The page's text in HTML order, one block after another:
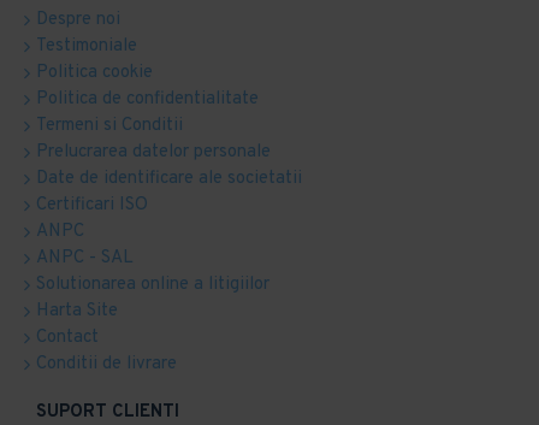
Despre noi
Testimoniale
Politica cookie
Politica de confidentialitate
Termeni si Conditii
Prelucrarea datelor personale
Date de identificare ale societatii
Certificari ISO
ANPC
ANPC - SAL
Solutionarea online a litigiilor
Harta Site
Contact
Conditii de livrare
SUPORT CLIENTI